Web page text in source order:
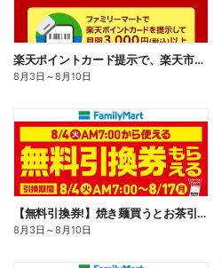
楽天ポイントカード提示で、楽天市場でのお買い物がおトクに!
8月3日 ～8月10日
【無料引換券!】焼き麺買うとお茶引換券貰える!
8月3日 ～8月10日